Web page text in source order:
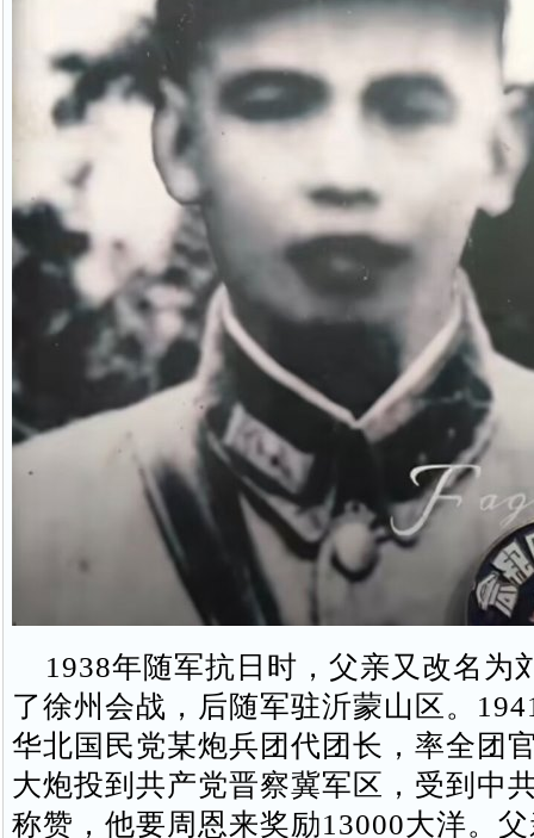
1938年随军抗日时，父亲又改名为
了徐州会战，后随军驻沂蒙山区。
华北国民党某炮兵团代团长，率全团
大炮投到共产党晋察冀军区，受到中
称赞，他要周恩来奖励13000大洋。